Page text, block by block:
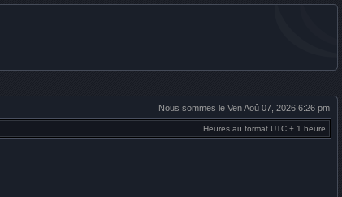
Nous sommes le Ven Aoû 07, 2026 6:26 pm
Heures au format UTC + 1 heure